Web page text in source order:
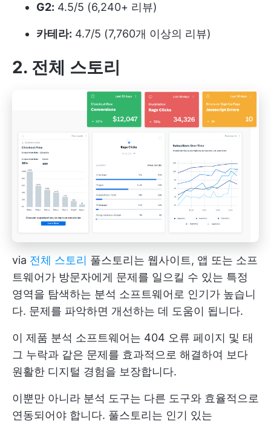
G2: 4.5/5 (6,240+ 리뷰)
카테라: 4.7/5 (7,760개 이상의 리뷰)
2. 전체 스토리
via 전체 스토리 풀스토리는 웹사이트, 앱 또는 소프
트웨어가 방문자에게 문제를 일으킬 수 있는 특정
영역을 탐색하는 분석 소프트웨어로 인기가 높습니
다. 문제를 파악하면 개선하는 데 도움이 됩니다.
이 제품 분석 소프트웨어는 404 오류 페이지 및 태
그 누락과 같은 문제를 효과적으로 해결하여 보다
원활한 디지털 경험을 보장합니다.
이뿐만 아니라 분석 도구는 다른 도구와 효율적으로
연동되어야 합니다. 풀스토리는 인기 있는